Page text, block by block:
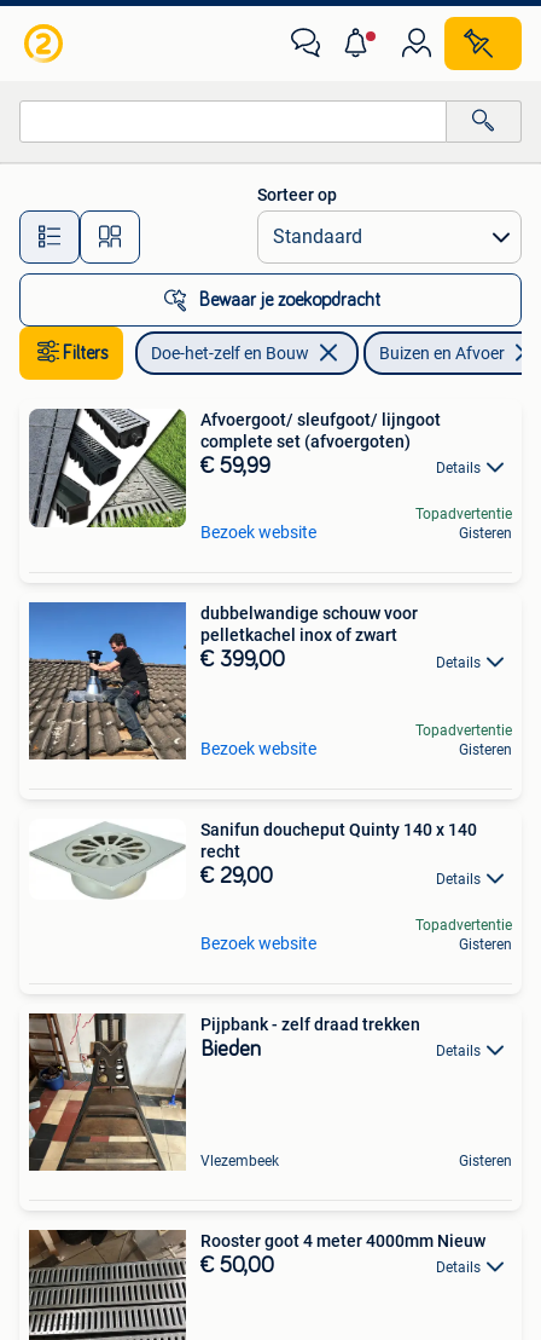
Alle afstanden…
Sorteer op
Bewaar je zoekopdracht
Filters Doe-het-zelf en Bouw Buizen en Afvoer
Afvoergoot/ sleufgoot/ lijngoot
complete set (afvoergoten)
€ 59,99 Details
Bezoek website
Topadvertentie
Gisteren
dubbelwandige schouw voor
pelletkachel inox of zwart
€ 399,00 Details
Bezoek website
Topadvertentie
Gisteren
Sanifun doucheput Quinty 140 x 140
recht
€ 29,00 Details
Bezoek website
Topadvertentie
Gisteren
Pijpbank - zelf draad trekken
Bieden Details
Vlezembeek Gisteren
Rooster goot 4 meter 4000mm Nieuw
€ 50,00 Details